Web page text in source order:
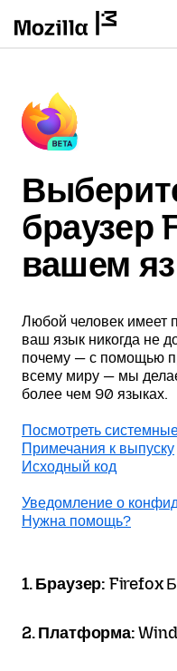
браузер
вашем
Любой человек имеет
ваш язык никогда не
почему — с помощью
всему миру — мы
более чем 90 языках.
Посмотреть
Примечания к выпуску
Исходный код
Уведомление о
Нужна помощь?
1. Браузер: Firefox
2. Платформа: